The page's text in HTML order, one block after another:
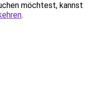
möchtest, kannst
.